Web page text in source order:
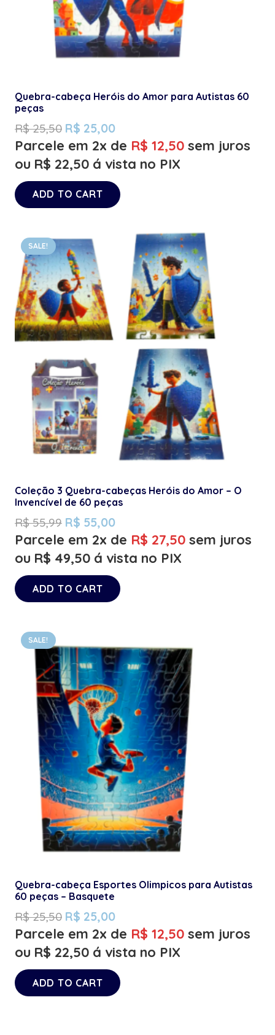
Quebra-cabeça Heróis do Amor para Autistas 60
peças
R$25,50 R$ 25,00
Parcele em 2x de R$ 12,50 sem juros
ou R$ 22,50 á vista no PIX
ADD TO CART
SALE!
Coleção 3 Quebra-cabeças Heróis do Amor – O
Invencível de 60 peças
R$55,99 R$ 55,00
Parcele em 2x de R$ 27,50 sem juros
ou R$ 49,50 á vista no PIX
ADD TO CART
SALE!
Quebra-cabeça Esportes Olimpicos para Autistas
60 peças – Basquete
R$25,50 R$ 25,00
Parcele em 2x de R$ 12,50 sem juros
ou R$ 22,50 á vista no PIX
ADD TO CART